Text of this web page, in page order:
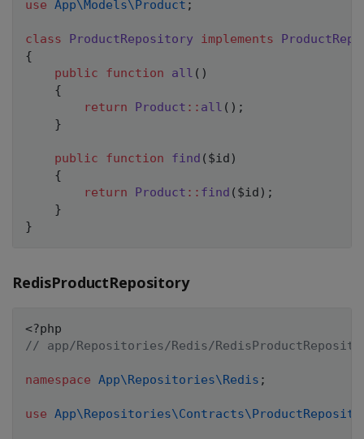
use App\Models\Product ;
class ProductRepository implements
{
public
function all ( )
{
return
Product :: all ( ) ;
}
public function find ( $id )
{
return
Product :: find ( $id ) ;
}
}
RedisProductRepository
<?php
// app/Repositories/Redis/
namespace App\Repositories\Redis ;
use App\Repositories\Contracts\